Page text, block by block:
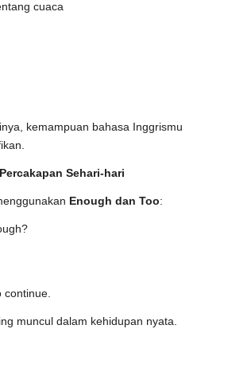
cuaca
kemampuan bahasa Inggrismu
Sehari-hari
Enough dan Too:
continue.
muncul dalam kehidupan nyata.